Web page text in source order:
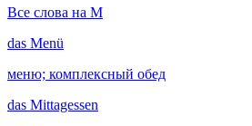
Все слова на M
das Menü
меню; комплексный обед
das Mittagessen